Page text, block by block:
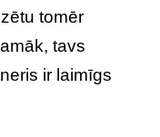
tomēr
tavs
ir laimīgs